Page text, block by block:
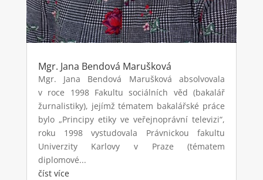
Mgr. Jana Bendová Marušková
Mgr. Jana Bendová Marušková absolvovala
v roce 1998 Fakultu sociálních věd (bakalář
žurnalistiky), jejímž tématem bakalářské práce
bylo „Principy etiky ve veřejnoprávní televizi“,
roku 1998 vystudovala Právnickou fakultu
Univerzity Karlovy v Praze (tématem
diplomové...
číst více